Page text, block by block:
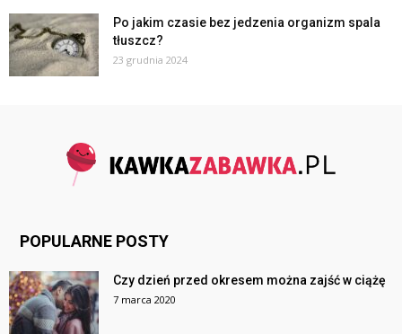
Po jakim czasie bez jedzenia organizm spala
tłuszcz?
23 grudnia 2024
POPULARNE POSTY
Czy dzień przed okresem można zajść w ciążę
7 marca 2020